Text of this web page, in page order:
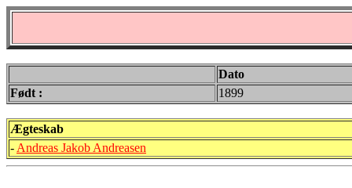
Dato
Født :
1899
Ægteskab
- Andreas Jakob Andreasen